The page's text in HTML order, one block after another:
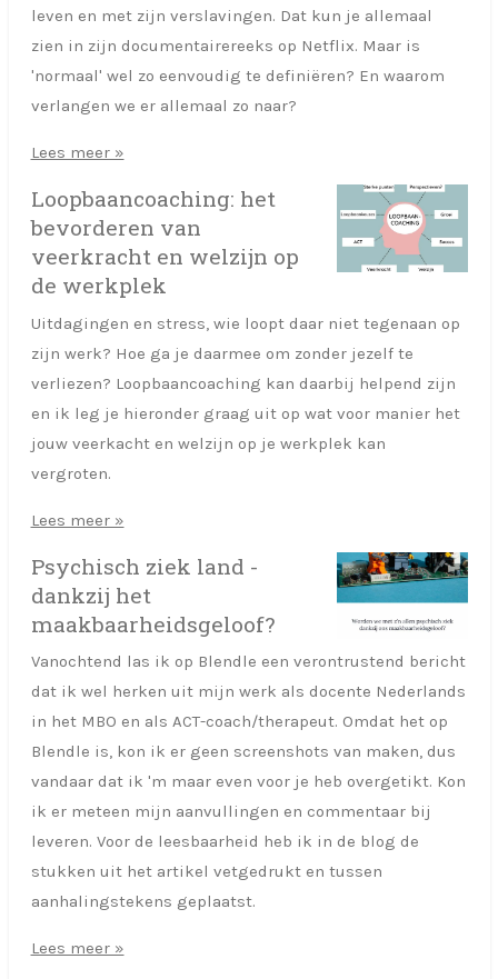
leven en met zijn verslavingen. Dat kun je allemaal
zien in zijn documentairereeks op Netflix. Maar is
'normaal' wel zo eenvoudig te definiëren? En waarom
verlangen we er allemaal zo naar?
Lees meer »
Loopbaancoaching: het
bevorderen van
veerkracht en welzijn op
de werkplek
Uitdagingen en stress, wie loopt daar niet tegenaan op
zijn werk? Hoe ga je daarmee om zonder jezelf te
verliezen? Loopbaancoaching kan daarbij helpend zijn
en ik leg je hieronder graag uit op wat voor manier het
jouw veerkacht en welzijn op je werkplek kan
vergroten.
Lees meer »
Psychisch ziek land -
dankzij het
maakbaarheidsgeloof?
Vanochtend las ik op Blendle een verontrustend bericht
dat ik wel herken uit mijn werk als docente Nederlands
in het MBO en als ACT-coach/therapeut. Omdat het op
Blendle is, kon ik er geen screenshots van maken, dus
vandaar dat ik 'm maar even voor je heb overgetikt. Kon
ik er meteen mijn aanvullingen en commentaar bij
leveren. Voor de leesbaarheid heb ik in de blog de
stukken uit het artikel vetgedrukt en tussen
aanhalingstekens geplaatst.
Lees meer »